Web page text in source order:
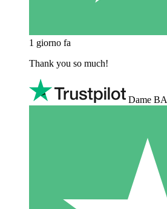
1 giorno fa
Thank you so much!
Dame BA